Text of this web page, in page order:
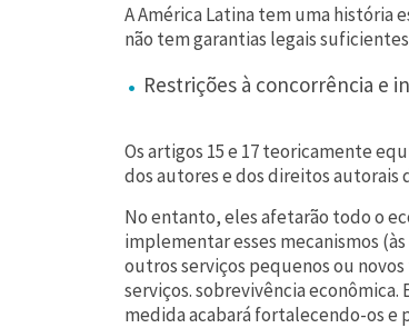
A América Latina tem uma história
não tem garantias legais
Restrições à concorrência e
Os artigos 15 e 17 teoricamente
dos autores e dos direitos autorais
No entanto, eles afetarão todo o
implementar esses mecanismos
outros serviços pequenos ou
serviços. sobrevivência
medida acabará fortalecendo-os e